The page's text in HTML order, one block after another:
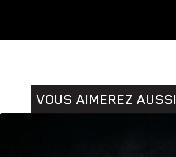
VOUS AIMEREZ AUSSI